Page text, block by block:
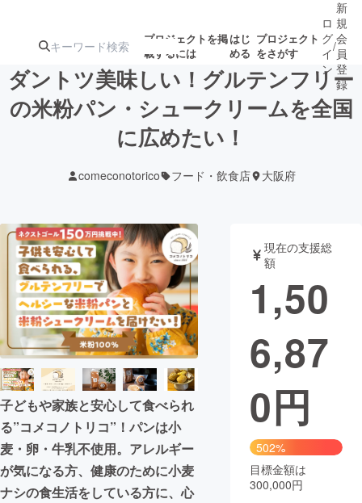
プロジェクトを掲
載するには
はじ
める
プロジェクト
をさがす
注目の新着プロ募集終了が近いプ
テクノロジー・ガジェット
映像・映画 書籍・雑誌
ビジネス・起業 チャレンジ
まちづくり・地域活性化
CAMPFIRE for Social Good
CAMPFIRE Creation
CAMPFIREふるさと納税machi-ya コミュニティ
ロ
グ
イ
ン
/
新
規
会
員
登
録
ダントツ美味しい！グルテンフリー
の米粉パン・シュークリームを全国
に広めたい！
comeconotorico フード・飲食店 大阪府
子どもや家族と安心して食べられ
る”コメコノトリコ”！パンは小
麦・卵・牛乳不使用。アレルギー
が気になる方、健康のために小麦
ナシの食生活をしている方に、心
現在の支援総
額
1,50
6,87
0円
502%
目標金額は
300,000円